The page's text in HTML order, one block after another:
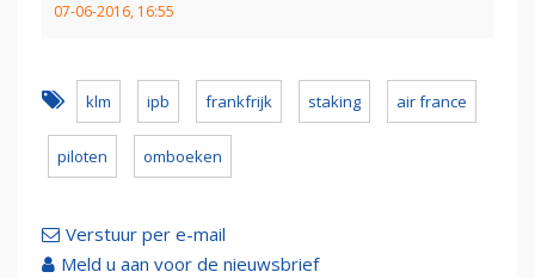
07-06-2016, 16:55
klm ipb frankfrijk staking air france
piloten omboeken
Verstuur per e-mail
Meld u aan voor de nieuwsbrief